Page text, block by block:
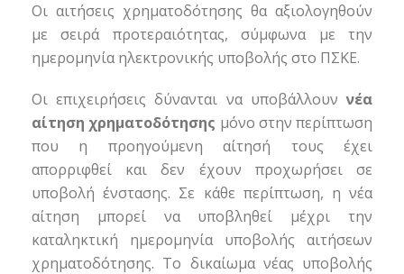
Οι αιτήσεις χρηματοδότησης θα αξιολογηθούν
με σειρά προτεραιότητας, σύμφωνα με την
ημερομηνία ηλεκτρονικής υποβολής στο ΠΣΚΕ.
Οι επιχειρήσεις δύνανται να υποβάλλουν νέα
αίτηση χρηματοδότησης μόνο στην περίπτωση
που η προηγούμενη αίτησή τους έχει
απορριφθεί και δεν έχουν προχωρήσει σε
υποβολή ένστασης. Σε κάθε περίπτωση, η νέα
αίτηση μπορεί να υποβληθεί μέχρι την
καταληκτική ημερομηνία υποβολής αιτήσεων
χρηματοδότησης. Το δικαίωμα νέας υποβολής